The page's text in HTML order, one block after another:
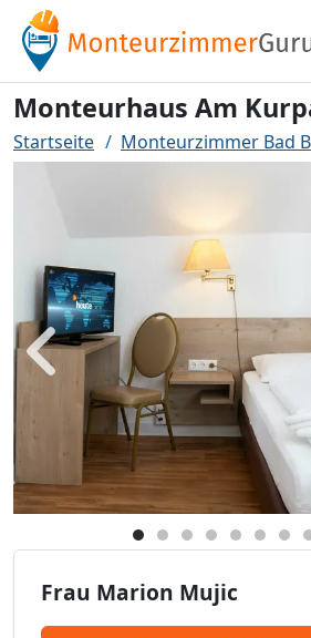
Monteurhaus Am
Startseite Monteurzimmer Bad
Zurück
Frau Marion Mujic